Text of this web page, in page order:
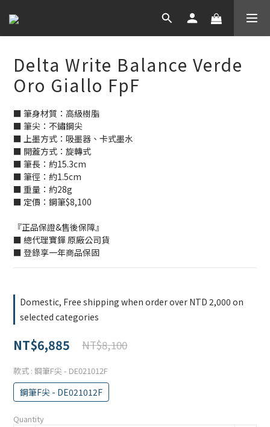
Delta Write Balance Verde
Oro Giallo FpF
■ 筆身材質：高級樹脂
■ 筆尖：不鏽鋼尖
■ 上墨方式：吸墨器、卡式墨水
■ 開蓋方式：旋轉式
■ 筆長：約15.3cm
■ 筆徑：約1.5cm
■ 重量：約28g
■ 定價：鋼筆$8,100
『正品保證&售後保障』
■ 總代理寶鏵 原廠公司貨
■ 登錄享一年商品保固
Domestic, Free shipping when order over NTD 2,000 on
selected categories
NT$6,885 NT$8,100
款式 : 鋼筆F尖 - DE021012F
鋼筆F尖 - DE021012F
Quantity